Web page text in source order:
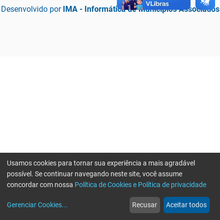
Desenvolvido por IMA - Informática de Municípios Associados
web
Notícias
more_horiz
Mais
Usamos cookies para tornar sua experiência a mais agradável
possível. Se continuar navegando neste site, você assume
concordar com nossa Política de Cookies e Política de privacidade
Gerenciar Cookies... Recusar Aceitar todos
Erro ao enviar informações, por favor tente novamente